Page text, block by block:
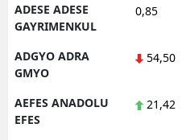
ADESE ADESE
GAYRIMENKUL
0,85
ADGYO ADRA
GMYO
54,50
AEFES ANADOLU
EFES
21,42